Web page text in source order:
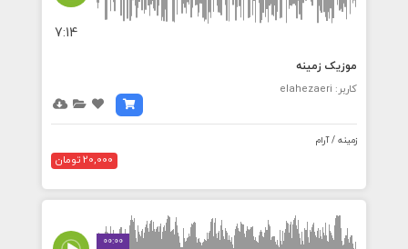
7:14
موزیک زمینه
کاربر: elahezaeri
زمینه / آرام
20,000 تومان
00:00